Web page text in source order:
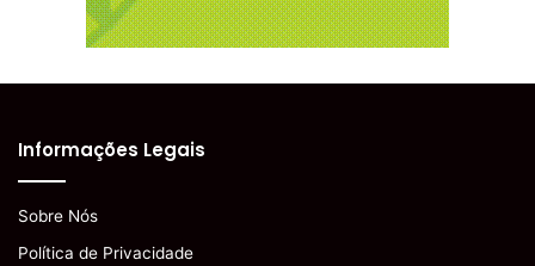
Informações Legais
Sobre Nós
Política de Privacidade